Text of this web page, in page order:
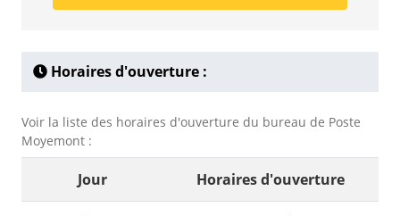
Horaires d'ouverture :
Voir la liste des horaires d'ouverture du bureau de Poste
Moyemont :
Jour Horaires d'ouverture